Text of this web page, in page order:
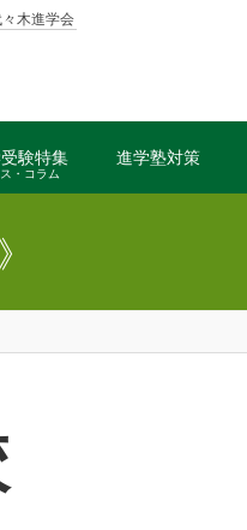
木進学会
験特集
・コラム
進学塾対策